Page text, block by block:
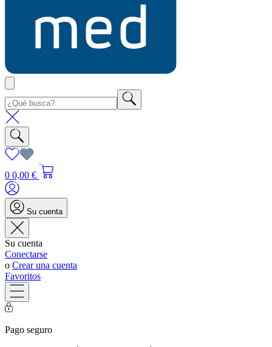
0 0,00 €
Su cuenta
Su cuenta
Conectarse
o Crear una cuenta
Favoritos
Pago seguro